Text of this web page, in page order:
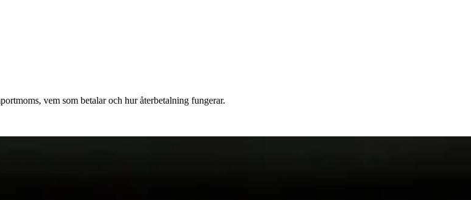
vem som betalar och hur återbetalning fungerar.